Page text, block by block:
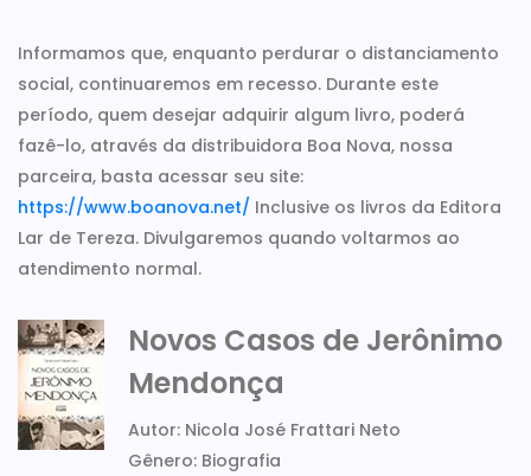
Informamos que, enquanto perdurar o distanciamento
social, continuaremos em recesso. Durante este
período, quem desejar adquirir algum livro, poderá
fazê-lo, através da distribuidora Boa Nova, nossa
parceira, basta acessar seu site:
https://www.boanova.net/ Inclusive os livros da Editora
Lar de Tereza. Divulgaremos quando voltarmos ao
atendimento normal.
Novos Casos de Jerônimo
Mendonça
Autor: Nicola José Frattari Neto
Gênero: Biografia